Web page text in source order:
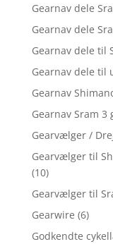
Gearnav dele
Gearnav dele
Gearnav dele til
Gearnav dele til
Gearnav
Gearnav Sram 3
Gearvælger /
Gearvælger til
(10)
Gearvælger til
Gearwire (6)
Godkendte